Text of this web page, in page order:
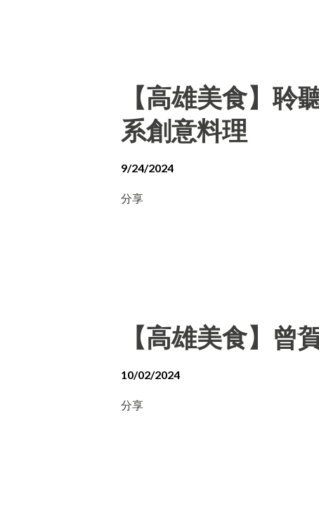
【高雄美食】
系創意料理
9/24/2024
分享
【高雄美食】曾
10/02/2024
分享